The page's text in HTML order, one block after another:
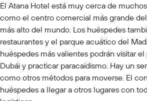
El Atana Hotel está muy cerca de
como el centro comercial más grande
más alto del mundo. Los huéspedes
restaurantes y el parque acuático del
huéspedes más valientes podrán visitar
Dubái y practicar paracaidismo. Hay un
como otros métodos para moverse. El
huéspedes a llegar a otros lugares con